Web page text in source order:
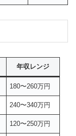
年収レンジ
180〜260万円
240〜340万円
120〜250万円